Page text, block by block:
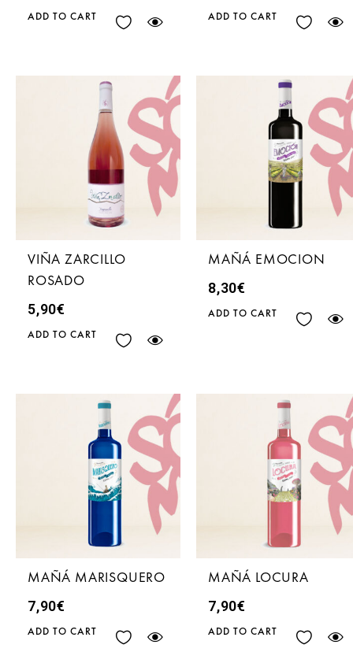
ADD TO CART ADD TO CART
VIÑA ZARCILLO
ROSADO
5,90€
ADD TO CART
MAÑÁ EMOCION
8,30€
ADD TO CART
MAÑÁ MARISQUERO
7,90€
ADD TO CART
MAÑÁ LOCURA
7,90€
ADD TO CART